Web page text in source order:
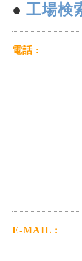
● 工場検
電話 :
E-MAIL :